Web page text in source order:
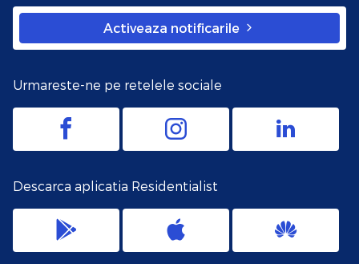
Activeaza notificarile
Urmareste-ne pe retelele sociale
Descarca aplicatia Residentialist